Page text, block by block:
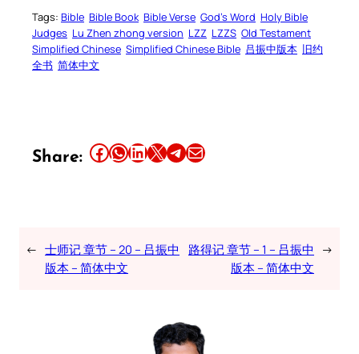
Tags: Bible Bible Book Bible Verse God’s Word Holy Bible
Judges Lu Zhen zhong version LZZ LZZS Old Testament
Simplified Chinese Simplified Chinese Bible 吕振中版本 旧约
全书 简体中文
Share: Share this article on Facebook Share this article on WhatsApp Share this article on LinkedIn Share this article on X Share this article on TelegramEmail this Article
← 士师记 章节 – 20 – 吕振中
版本 – 简体中文
路得记 章节 – 1 – 吕振中
版本 – 简体中文
→